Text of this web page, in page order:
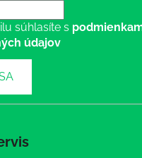
súhlasíte s
údajov